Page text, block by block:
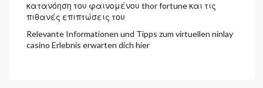
κατανόηση του φαινομένου thor fortune και τις
πιθανές επιπτώσεις του
Relevante Informationen und Tipps zum virtuellen ninlay
casino Erlebnis erwarten dich hier